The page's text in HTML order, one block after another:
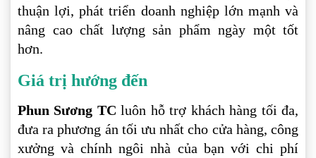
thuận lợi, phát triển doanh nghiệp lớn mạnh và
nâng cao chất lượng sản phẩm ngày một tốt
hơn.
Giá trị hướng đến
Phun Sương TCluôn hỗ trợ khách hàng tối đa,
đưa ra phương án tối ưu nhất cho cửa hàng, công
xưởng và chính ngôi nhà của bạn với chi phí